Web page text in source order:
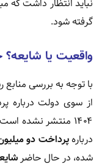
نباید انتظار داشت که
گرفته شود.
واقعیت یا
با توجه به بررسی منابع
از سوی دولت درباره
۱۴۰۴ منتشر نشده
دربارهپرداخت دو
شده، در حال حاضر